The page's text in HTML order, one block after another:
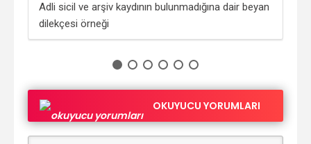
Adli sicil ve arşiv kaydının bulunmadığına dair beyan
dilekçesi örneği
OKUYUCU YORUMLARI